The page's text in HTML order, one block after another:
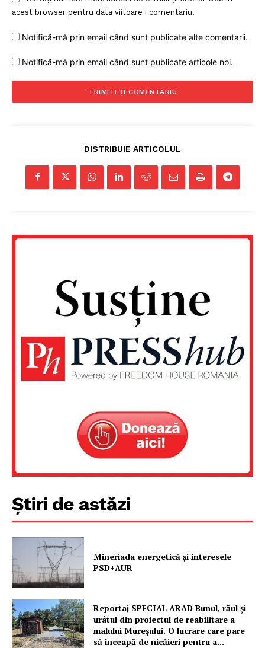
Un proiect
FREEDOM HOUSE ROMÂNIA
Despre noi / Echipa
Rețea
Contact
acest browser pentru data viitoare i comentariu.
Notifică-mă prin email când sunt publicate alte comentarii.
Notifică-mă prin email când sunt publicate articole noi.
DISTRIBUIE ARTICOLUL
Știri de astăzi
Mineriada energetică și interesele
PSD+AUR
Reportaj SPECIAL ARAD Bunul, răul și
urâtul din proiectul de reabilitare a
malului Mureșului. O lucrare care pare
să înceapă de nicăieri pentru a...